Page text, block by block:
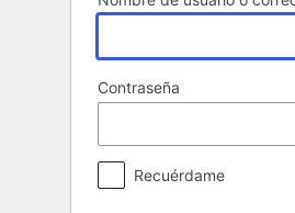
Contraseña
Recuérdame